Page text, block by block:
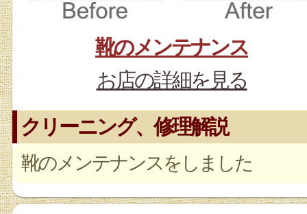
靴のメンテナンス
お店の詳細を見る
クリーニング、修理解説
靴のメンテナンスをしました